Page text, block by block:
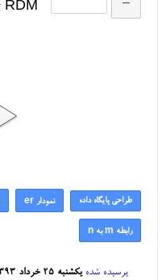
RDM تبدیل کرد؟
طراحی پایگاه داده نمودار er
رابطه m به n
پرسیده شده یکشنبه ۲۵ خرداد ۱۳۹۳